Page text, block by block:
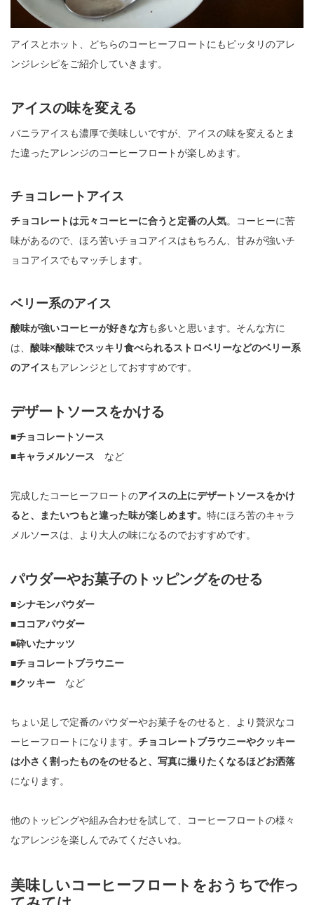
アイスとホット、どちらのコーヒーフロートにもピッタリのアレ
ンジレシピをご紹介していきます。
アイスの味を変える
バニラアイスも濃厚で美味しいですが、アイスの味を変えるとま
た違ったアレンジのコーヒーフロートが楽しめます。
チョコレートアイス
チョコレートは元々コーヒーに合うと定番の人気。コーヒーに苦
味があるので、ほろ苦いチョコアイスはもちろん、甘みが強いチ
ョコアイスでもマッチします。
ベリー系のアイス
酸味が強いコーヒーが好きな方も多いと思います。そんな方に
は、 酸味×酸味でスッキリ食べられるストロベリーなどのベリー系
のアイスもアレンジとしておすすめです。
デザートソースをかける
■チョコレートソース
■キャラメルソース など
完成したコーヒーフロートのアイスの上にデザートソースをかけ
ると、またいつもと違った味が楽しめます。 特にほろ苦のキャラ
メルソースは、より大人の味になるのでおすすめです。
パウダーやお菓子のトッピングをのせる
■シナモンパウダー
■ココアパウダー
■砕いたナッツ
■チョコレートブラウニー
■クッキー など
ちょい足しで定番のパウダーやお菓子をのせると、より贅沢なコ
ーヒーフロートになります。 チョコレートブラウニーやクッキー
は小さく割ったものをのせると、写真に撮りたくなるほどお洒落
になります。
他のトッピングや組み合わせを試して、コーヒーフロートの様々
なアレンジを楽しんでみてくださいね。
美味しいコーヒーフロートをおうちで作っ